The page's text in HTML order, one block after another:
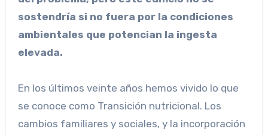
sostendría si no fuera por la condiciones
ambientales que potencian la ingesta
elevada.
En los últimos veinte años hemos vivido lo que
se conoce como Transición nutricional. Los
cambios familiares y sociales, y la incorporación